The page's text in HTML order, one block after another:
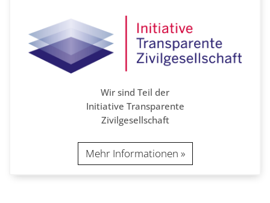
Wir sind Teil der
Initiative Transparente
Zivilgesellschaft
Mehr Informationen